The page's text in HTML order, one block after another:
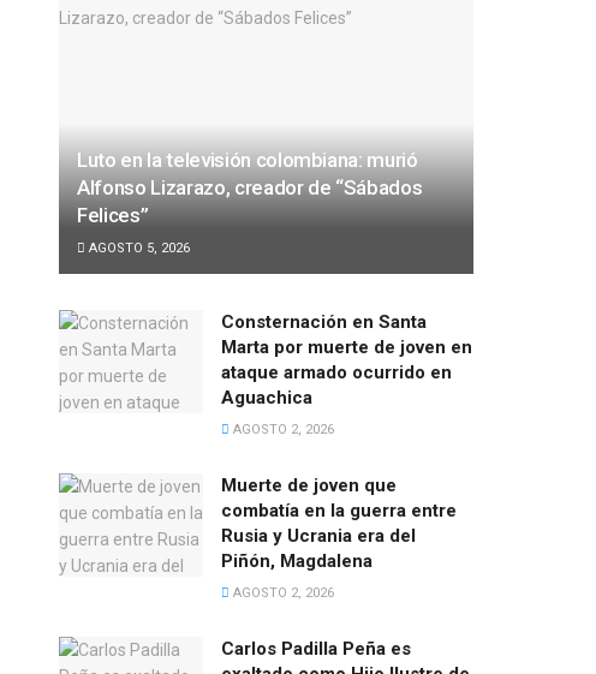
Luto en la televisión colombiana: murió
Alfonso Lizarazo, creador de “Sábados
Felices”
AGOSTO 5, 2026
Consternación en Santa
Marta por muerte de joven en
ataque armado ocurrido en
Aguachica
AGOSTO 2, 2026
Muerte de joven que
combatía en la guerra entre
Rusia y Ucrania era del
Piñón, Magdalena
AGOSTO 2, 2026
Carlos Padilla Peña es